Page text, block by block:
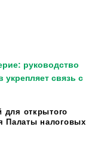
руководство
укрепляет связь с
для открытого
Палаты налоговых